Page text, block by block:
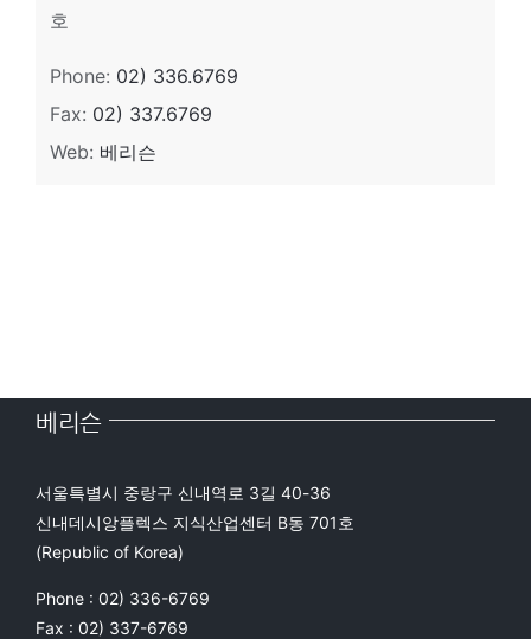
호
Phone: 02) 336.6769
Fax: 02) 337.6769
Web: 베리슨
베리슨
서울특별시 중랑구 신내역로 3길 40-36
신내데시앙플렉스 지식산업센터 B동 701호
(Republic of Korea)
Phone : 02) 336-6769
Fax : 02) 337-6769